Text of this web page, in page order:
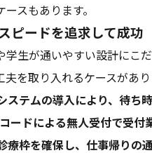
スもあります。
ピードを追求して成功
生が通いやすい設計にこ
を取り入れるケースがあ
ステムの導入により、待ち
ードによる無人受付で受付
療枠を確保し、仕事帰りの